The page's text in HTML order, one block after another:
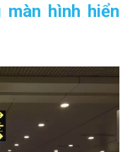
hình hiển